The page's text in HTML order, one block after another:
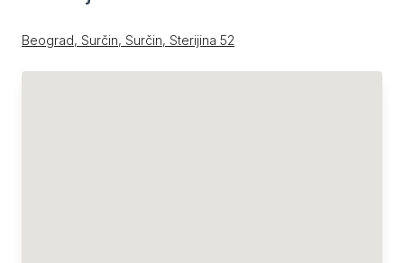
Beograd, Surčin, Surčin, Sterijina 52